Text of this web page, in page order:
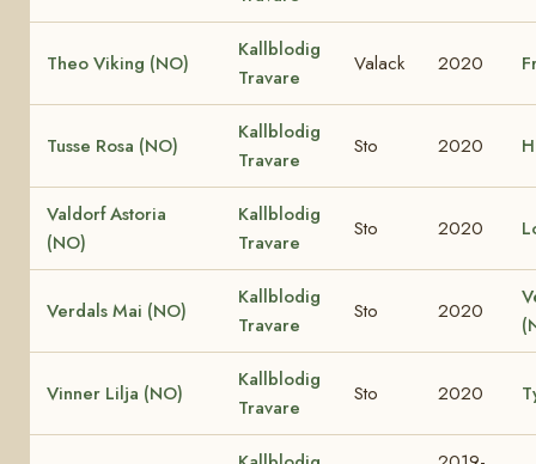
Theo Viking (NO)
Kallblodig
Travare
Valack 2020
Tusse Rosa (NO)
Kallblodig
Travare
Sto 2020
Valdorf Astoria
(NO)
Kallblodig
Travare
Sto 2020
Verdals Mai (NO)
Kallblodig
Travare
Sto 2020
Vinner Lilja (NO)
Kallblodig
Travare
Sto 2020